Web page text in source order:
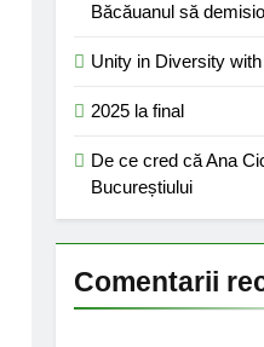
Băcăuanul să
Unity in Diversity
2025 la final
De ce cred că Ana
Bucureștiului
Comentarii